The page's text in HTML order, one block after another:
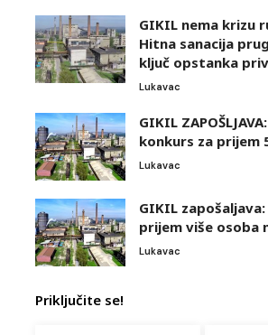
GIKIL nema krizu
Hitna sanacija
ključ opstanka
Lukavac
GIKIL
konkurs za prijem
Lukavac
GIKIL
prijem više osoba
Lukavac
Priključite se!